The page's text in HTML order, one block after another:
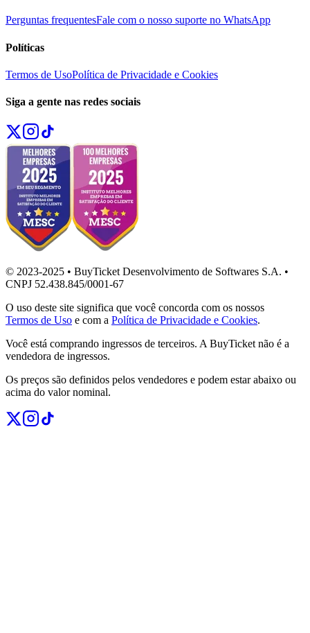
Perguntas frequentesFale com o nosso suporte no WhatsApp
Políticas
Termos de UsoPolítica de Privacidade e Cookies
Siga a gente nas redes sociais
© 2023-2025 • BuyTicket Desenvolvimento de Softwares S.A. •
CNPJ 52.438.845/0001-67
O uso deste site significa que você concorda com os nossos
Termos de Uso e com a Política de Privacidade e Cookies.
Você está comprando ingressos de terceiros. A BuyTicket não é a
vendedora de ingressos.
Os preços são definidos pelos vendedores e podem estar abaixo ou
acima do valor nominal.